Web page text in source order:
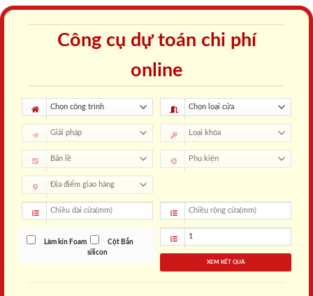
Công cụ dự toán chi phí
online
Làm kín Foam
Cột Bắn
silicon
XEM KẾT QUẢ